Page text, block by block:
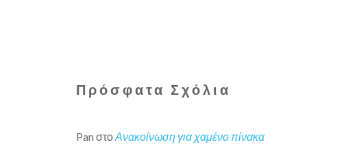
Πρόσφατα Σχόλια
Pan στοΑνακοίνωση για χαμένο πίνακα